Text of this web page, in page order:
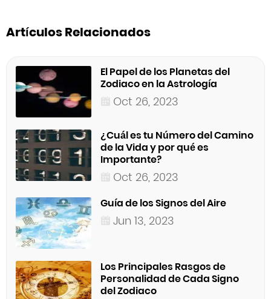
Artículos Relacionados
El Papel de los Planetas del
Zodiaco en la Astrología
Oct 26, 2023
¿Cuál es tu Número del Camino
de la Vida y por qué es
Importante?
Oct 26, 2023
Guía de los Signos del Aire
Jun 13, 2023
Los Principales Rasgos de
Personalidad de Cada Signo
del Zodiaco